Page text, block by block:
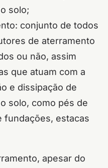
solo;
conjunto de todos
de aterramento
ou não, assim
que atuam com a
e dissipação de
solo, como pés de
fundações, estacas
apesar do